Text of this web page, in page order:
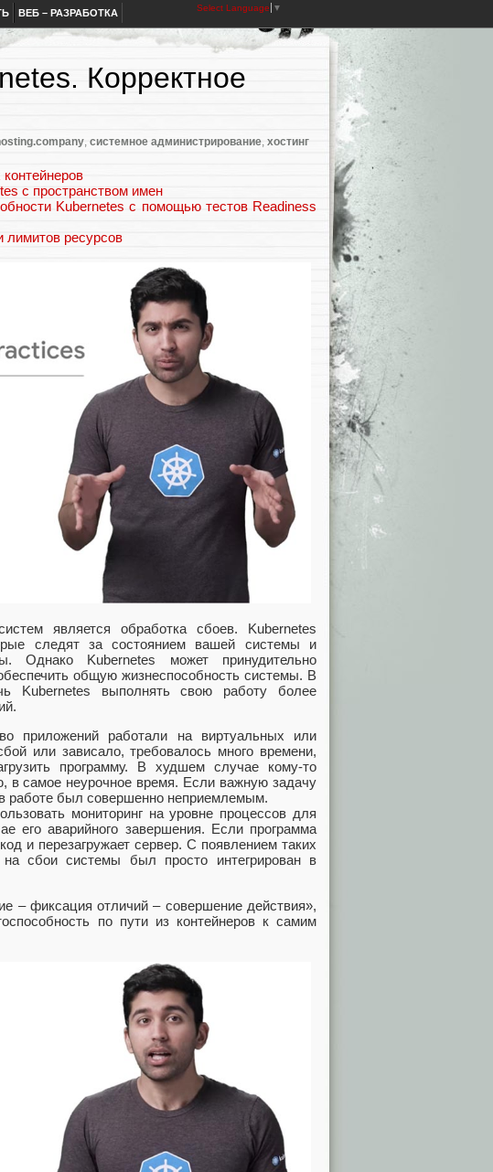
ВЕБ – РАЗРАБОТКА Select Language ▼
Корректное
, системное администрирование, хостинг
с пространством имен
Kubernetes с помощью тестов Readiness
лимитов ресурсов
является обработка сбоев. Kubernetes
следят за состоянием вашей системы и
Однако Kubernetes может принудительно
общую жизнеспособность системы. В
Kubernetes выполнять свою работу более
приложений работали на виртуальных или
или зависало, требовалось много времени,
программу. В худшем случае кому-то
в самое неурочное время. Если важную задачу
работе был совершенно неприемлемым.
мониторинг на уровне процессов для
его аварийного завершения. Если программа
и перезагружает сервер. С появлением таких
сбои системы был просто интегрирован в
– фиксация отличий – совершение действия»,
по пути из контейнеров к самим